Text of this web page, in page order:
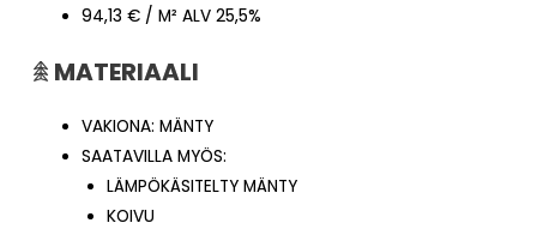
94,13 € / M² ALV 25,5%
𖠰 MATERIAALI
VAKIONA: MÄNTY
SAATAVILLA MYÖS:
LÄMPÖKÄSITELTY MÄNTY
KOIVU